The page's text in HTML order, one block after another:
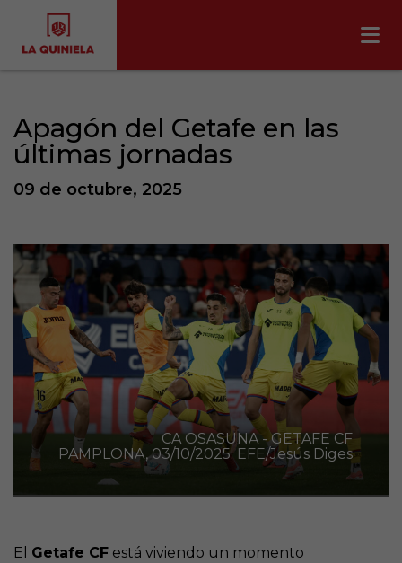
Apagón del Getafe en las
últimas jornadas
09 de octubre, 2025
CA OSASUNA - GETAFE CF
PAMPLONA, 03/10/2025. EFE/Jesús Diges
El Getafe CF está viviendo un momento